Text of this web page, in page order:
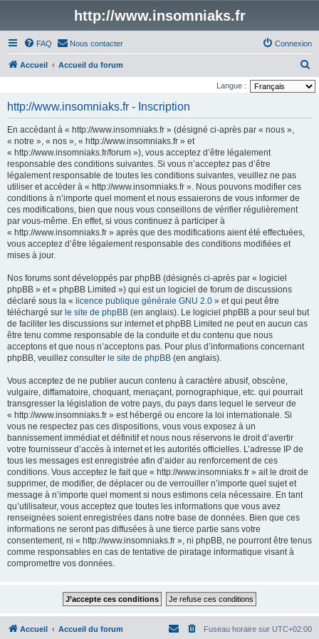
http://www.insomniaks.fr
FAQ Nous contacter Connexion
Accueil Accueil du forum
e
Langue :
http://www.insomniaks.fr - Inscription
En accédant à « http://www.insomniaks.fr » (désigné ci-après par « nous »,
« notre », « nos », « http://www.insomniaks.fr » et
« http://www.insomniaks.fr/forum »), vous acceptez d’être légalement
responsable des conditions suivantes. Si vous n’acceptez pas d’être
légalement responsable de toutes les conditions suivantes, veuillez ne pas
utiliser et accéder à « http://www.insomniaks.fr ». Nous pouvons modifier ces
conditions à n’importe quel moment et nous essaierons de vous informer de
ces modifications, bien que nous vous conseillons de vérifier régulièrement
par vous-même. En effet, si vous continuez à participer à
« http://www.insomniaks.fr » après que des modifications aient été effectuées,
vous acceptez d’être légalement responsable des conditions modifiées et
mises à jour.
Nos forums sont développés par phpBB (désignés ci-après par « logiciel
phpBB » et « phpBB Limited ») qui est un logiciel de forum de discussions
déclaré sous la « licence publique générale GNU 2.0 » et qui peut être
téléchargé sur le site de phpBB (en anglais). Le logiciel phpBB a pour seul but
de faciliter les discussions sur internet et phpBB Limited ne peut en aucun cas
être tenu comme responsable de la conduite et du contenu que nous
acceptons et que nous n’acceptons pas. Pour plus d’informations concernant
phpBB, veuillez consulter le site de phpBB (en anglais).
Vous acceptez de ne publier aucun contenu à caractère abusif, obscène,
vulgaire, diffamatoire, choquant, menaçant, pornographique, etc. qui pourrait
transgresser la législation de votre pays, du pays dans lequel le serveur de
« http://www.insomniaks.fr » est hébergé ou encore la loi internationale. Si
vous ne respectez pas ces dispositions, vous vous exposez à un
bannissement immédiat et définitif et nous nous réservons le droit d’avertir
votre fournisseur d’accès à internet et les autorités officielles. L’adresse IP de
tous les messages est enregistrée afin d’aider au renforcement de ces
conditions. Vous acceptez le fait que « http://www.insomniaks.fr » ait le droit de
supprimer, de modifier, de déplacer ou de verrouiller n’importe quel sujet et
message à n’importe quel moment si nous estimons cela nécessaire. En tant
qu’utilisateur, vous acceptez que toutes les informations que vous avez
renseignées soient enregistrées dans notre base de données. Bien que ces
informations ne seront pas diffusées à une tierce partie sans votre
consentement, ni « http://www.insomniaks.fr », ni phpBB, ne pourront être tenus
comme responsables en cas de tentative de piratage informatique visant à
compromettre vos données.
Accueil Accueil du forum Fuseau horaire sur UTC+02:00